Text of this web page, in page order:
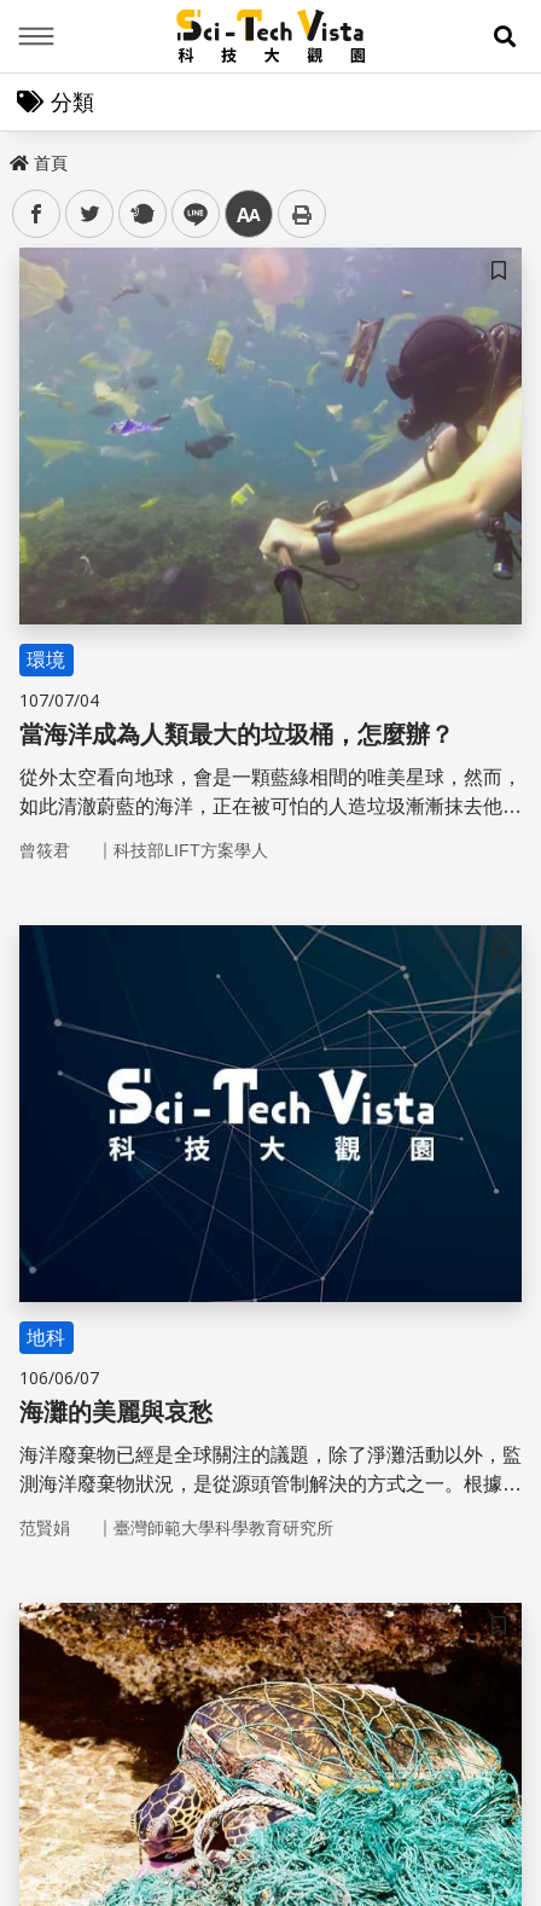
展
分類
首頁
facebooktwitter plurk line 中
儲存
環境
107/07/04
當海洋成為人類最大的垃圾桶，怎麼辦？
從外太空看向地球，會是一顆藍綠相間的唯美星球，然而，
如此清澈蔚藍的海洋，正在被可怕的人造垃圾漸漸抹去他原
的生物，環保的3R行動（垃圾減量、回收、重複利用）是
曾筱君 ｜ 科技部LIFT方案學人
儲存
地科
106/06/07
海灘的美麗與哀愁
海洋廢棄物已經是全球關注的議題，除了淨灘活動以外，監
測海洋廢棄物狀況，是從源頭管制解決的方式之一。根據成
台灣的海洋垃圾多與遊憩和日常生活相關，這和許多國家的
育宣導、以及中央部會正視處理著手。
范賢娟 ｜ 臺灣師範大學科學教育研究所
儲存